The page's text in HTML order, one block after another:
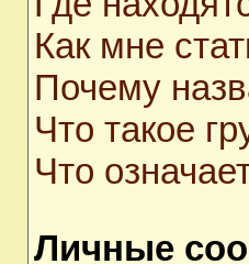
Как мне
Почему
Что такое
Что
Личные